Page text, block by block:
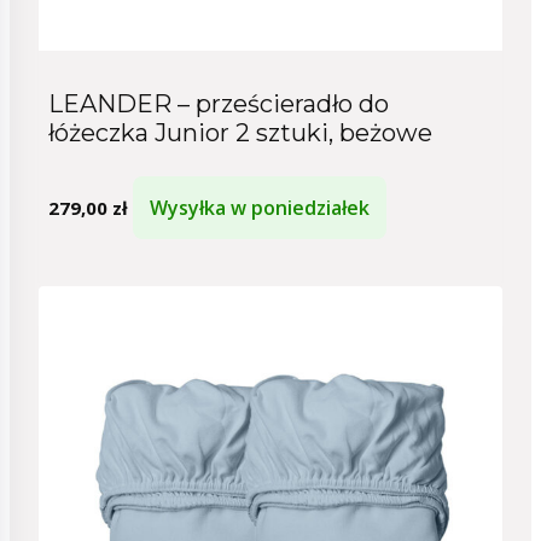
LEANDER – prześcieradło do
łóżeczka Junior 2 sztuki, beżowe
279,00 zł Wysyłka w poniedziałek